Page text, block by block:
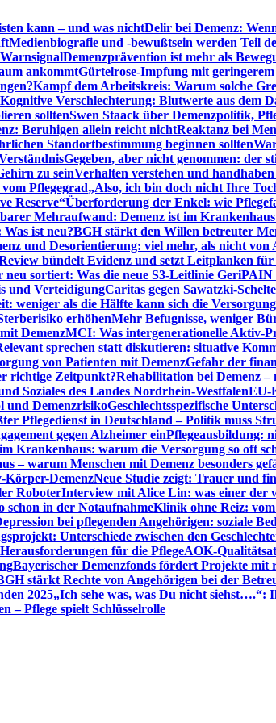
kann – und was nichtDelir bei Demenz:
Medienbiografie und -bewußtsein werden Teil
Demenzprävention ist mehr als
ankommtGürtelrose-Impfung mit
Kampf dem Arbeitskreis: Warum solche
Kognitive Verschlechterung: Blutwerte aus dem
solltenSwen Staack über Demenzpolitik,
Beruhigen allein reicht nichtReaktanz bei
Standortbestimmung beginnen sollten
Gegeben, aber nicht genommen: der
zu seinVerhalten verstehen und
Pflegegrad„Also, ich bin doch nicht Ihre
Reserve“Überforderung der Enkel: wie
Mehraufwand: Demenz ist im
ist neu?BGH stärkt den Willen betreuter
und Desorientierung: viel mehr, als nicht von
bündelt Evidenz und setzt Leitplanken
neu sortiert: Was die neue S3-Leitlinie
und VerteidigungCaritas gegen Sawatzki-
weniger als die Hälfte kann sich die
erhöhenMehr Befugnisse, weniger
DemenzMCI: Was intergenerationelle Aktiv-
sprechen statt diskutieren: situative
von Patienten mit DemenzGefahr der
richtige Zeitpunkt?Rehabilitation bei Demenz –
Soziales des Landes Nordrhein-WestfalenEU-
und DemenzrisikoGeschlechtsspezifische
Pflegedienst in Deutschland – Politik muss
gegen Alzheimer einPflegeausbildung:
Krankenhaus: warum die Versorgung so oft
– warum Menschen mit Demenz besonders
Körper-DemenzNeue Studie zeigt: Trauer und
RoboterInterview mit Alice Lin: was einer der
schon in der NotaufnahmeKlinik ohne Reiz:
bei pflegenden Angehörigen: soziale
Unterschiede zwischen den
für die PflegeAOK-
Bayerischer Demenzfonds fördert Projekte mit
stärkt Rechte von Angehörigen bei der
2025„Ich sehe was, was Du nicht siehst….“:
– Pflege spielt Schlüsselrolle